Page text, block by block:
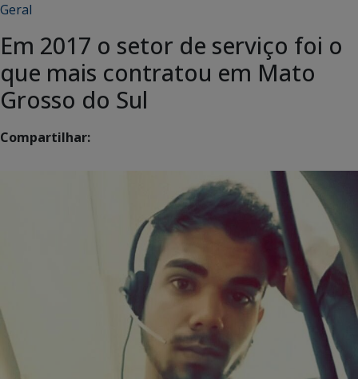
Geral
Em 2017 o setor de serviço foi o
que mais contratou em Mato
Grosso do Sul
Compartilhar: